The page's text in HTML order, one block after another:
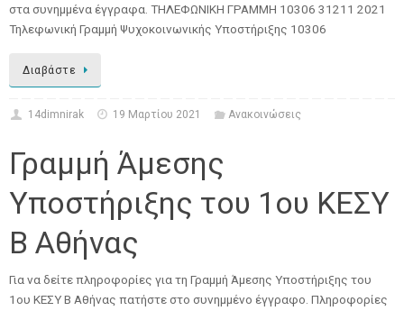
στα συνημμένα έγγραφα. ΤΗΛΕΦΩΝΙΚΗ ΓΡΑΜΜΗ 10306 31211 2021
Τηλεφωνική Γραμμή Ψυχοκοινωνικής Υποστήριξης 10306
Διαβάστε
14dimnirak 19 Μαρτίου 2021 Ανακοινώσεις
Γραμμή Άμεσης
Υποστήριξης του 1ου ΚΕΣΥ
Β Αθήνας
Για να δείτε πληροφορίες για τη Γραμμή Άμεσης Υποστήριξης του
1ου ΚΕΣΥ Β Αθήνας πατήστε στο συνημμένο έγγραφο. Πληροφορίες